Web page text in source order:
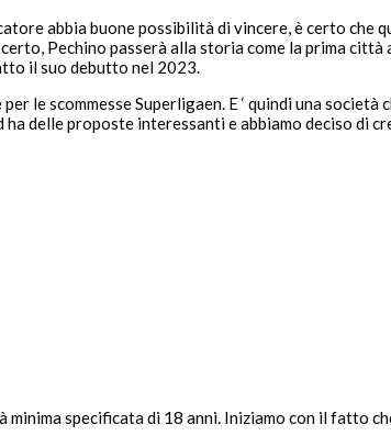
abbia buone possibilità di vincere, è certo che
Pechino passerà alla storia come la prima città
il suo debutto nel 2023.
le scommesse Superligaen. E ‘ quindi una società
delle proposte interessanti e abbiamo deciso di
minima specificata di 18 anni. Iniziamo con il fatto